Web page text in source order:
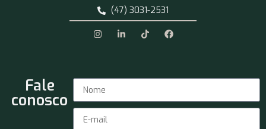
(47) 3031-2531
Fale
conosco